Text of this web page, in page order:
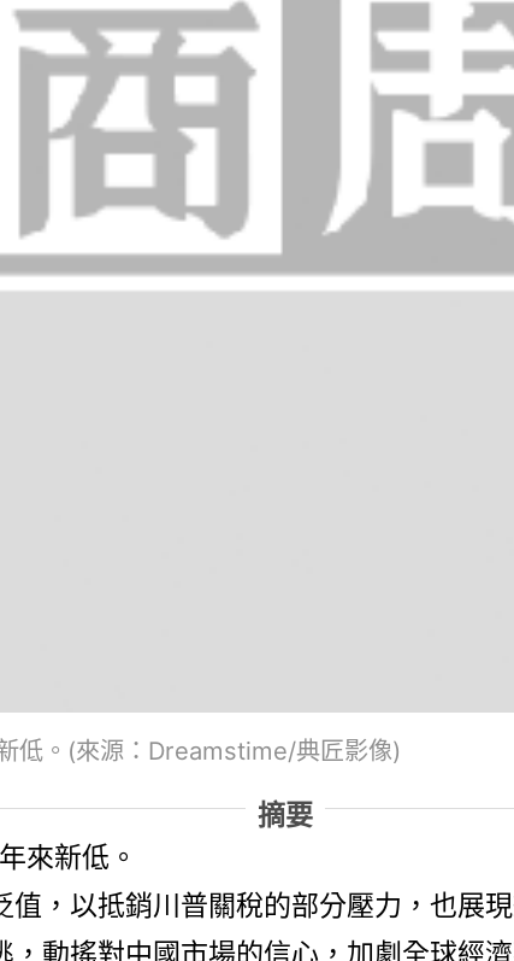
低。(來源：Dreamstime/典匠影像)
摘要
來新低。
，以抵銷川普關稅的部分壓力，也展
動搖對中國市場的信心，加劇全球經濟